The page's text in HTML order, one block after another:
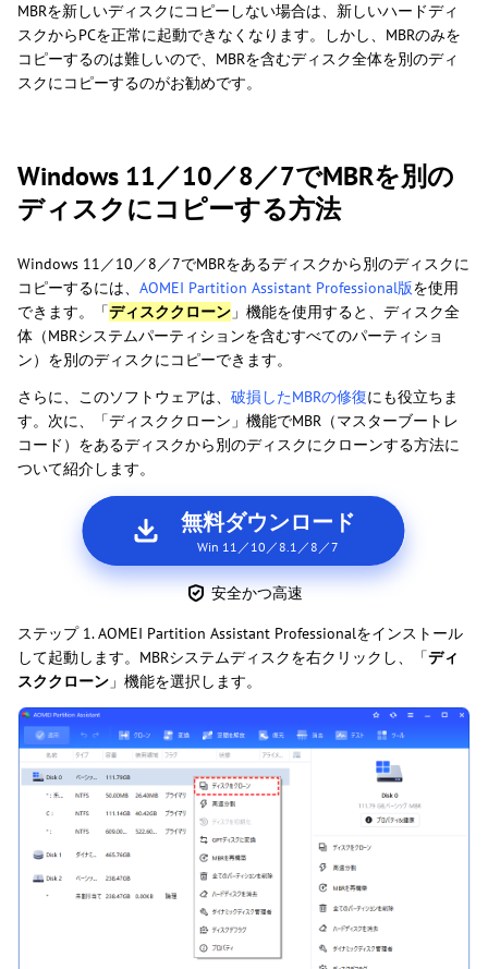
MBRを新しいディスクにコピーしない場合は、新しいハードディ
スクからPCを正常に起動できなくなります。しかし、MBRのみを
コピーするのは難しいので、MBRを含むディスク全体を別のディ
スクにコピーするのがお勧めです。
Windows 11／10／8／7でMBRを別の
ディスクにコピーする方法
Windows 11／10／8／7でMBRをあるディスクから別のディスクに
コピーするには、 AOMEI Partition Assistant Professional版を使用
できます。「ディスククローン 」機能を使用すると、ディスク全
体（MBRシステムパーティションを含むすべてのパーティショ
ン）を別のディスクにコピーできます。
さらに、このソフトウェアは、 破損したMBRの修復にも役立ちま
す。次に、「ディスククローン」機能でMBR（マスターブートレ
コード）をあるディスクから別のディスクにクローンする方法に
ついて紹介します。
無料ダウンロード
Win 11／10／8.1／8／7
安全かつ高速
ステップ 1. AOMEI Partition Assistant Professionalをインストール
して起動します。MBRシステムディスクを右クリックし、「ディ
スククローン 」機能を選択します。